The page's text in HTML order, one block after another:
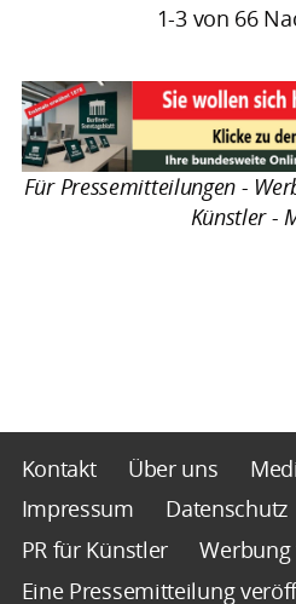
1-3 von 66
Für Pressemitteilungen -
Künstler -
Kontakt Über uns
Impressum
Datenschutz
PR für Künstler
Eine Pressemitteilung